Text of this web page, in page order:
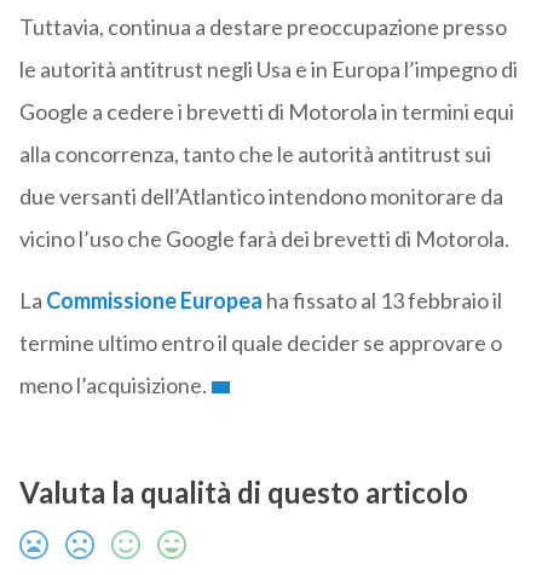
Tuttavia, continua a destare preoccupazione presso
le autorità antitrust negli Usa e in Europa l’impegno di
Google a cedere i brevetti di Motorola in termini equi
alla concorrenza, tanto che le autorità antitrust sui
due versanti dell’Atlantico intendono monitorare da
vicino l’uso che Google farà dei brevetti di Motorola.
La Commissione Europea ha fissato al 13 febbraio il
termine ultimo entro il quale decider se approvare o
meno l’acquisizione.
Valuta la qualità di questo articolo